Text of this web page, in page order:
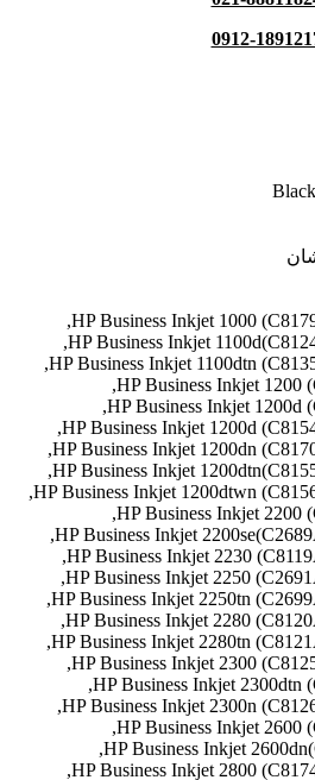
0912-
HP Business Inkjet 1000
HP Business Inkjet
HP Business Inkjet 1100dtn
HP Business Inkjet 1200
HP Business Inkjet 1200d
HP Business Inkjet 1200d
HP Business Inkjet 1200dn
HP Business Inkjet
HP Business Inkjet 1200dtwn
HP Business Inkjet 2200
HP Business Inkjet
HP Business Inkjet 2230
HP Business Inkjet 2250
HP Business Inkjet 2250tn
HP Business Inkjet 2280
HP Business Inkjet 2280tn
HP Business Inkjet 2300
HP Business Inkjet 2300dtn
HP Business Inkjet 2300n
HP Business Inkjet 2600
HP Business Inkjet
HP Business Inkjet 2800